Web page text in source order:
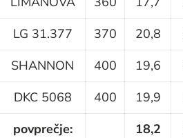
LG 31.377
370 20,8
SHANNON
400 19,6
DKC 5068
400 19,9
povprečje:
18,2